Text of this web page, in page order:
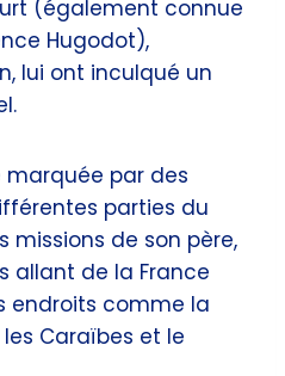
(également connue
Hugodot),
lui ont inculqué un
par des
parties du
missions de son père,
allant de la France
endroits comme la
Caraïbes et le